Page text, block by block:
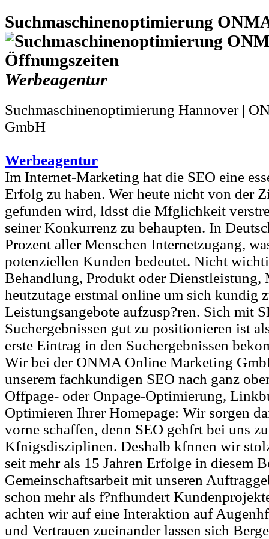
Suchmaschinenoptimierung
Werbeagentur
Suchmaschinenoptimierung Hannover |
GmbH
Werbeagentur
Im Internet-Marketing hat die SEO eine
Erfolg zu haben. Wer heute nicht von der
gefunden wird, ldsst die Mfglichkeit
seiner Konkurrenz zu behaupten. In
Prozent aller Menschen Internetzugang,
potenziellen Kunden bedeutet. Nicht
Behandlung, Produkt oder Dienstleistung,
heutzutage erstmal online um sich kundig
Leistungsangebote aufzusp?ren. Sich mit
Suchergebnissen gut zu positionieren ist
erste Eintrag in den Suchergebnissen
Wir bei der ONMA Online Marketing
unserem fachkundigen SEO nach ganz
Offpage- oder Onpage-Optimierung,
Optimieren Ihrer Homepage: Wir sorgen
vorne schaffen, denn SEO gehfrt bei uns
Kfnigsdisziplinen. Deshalb kfnnen wir
seit mehr als 15 Jahren Erfolge in diesem
Gemeinschaftsarbeit mit unseren
schon mehr als f?nfhundert
achten wir auf eine Interaktion auf
und Vertrauen zueinander lassen sich